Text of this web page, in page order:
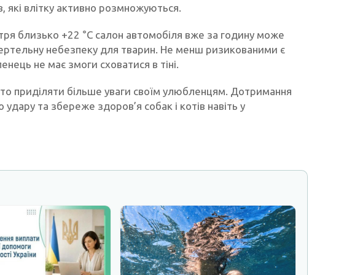
які влітку активно розмножуються.
близько +22 °C салон автомобіля вже за годину може
небезпеку для тварин. Не менш ризикованими є
не має змоги сховатися в тіні.
приділяти більше уваги своїм улюбленцям. Дотримання
та збереже здоров’я собак і котів навіть у